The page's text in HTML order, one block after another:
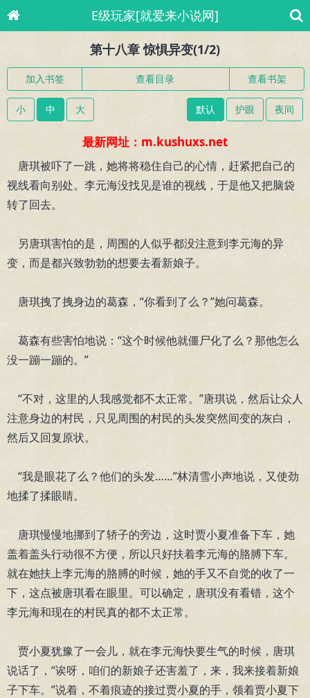
E级玩家[就爱来小说网]
第十八章 惊惧异变(1/2)
加入书签 查看目录 查看书架
小 中 大 默认 护眼 夜间
最新网址：m.kushuxs.net
唐琪被吓了一跳，她将将稳住自己的心情，赶紧把自己的
视线看向别处。李元海没找见是谁的视线，于是他又把脑袋
转了回去。
另唐琪害怕的是，周围的人似乎都没注意到李元海的异
变，而是都兴致勃勃的想要去看新娘子。
唐琪拽了拽身边的葛森，“你看到了么？”她问葛森。
葛森有些害怕地说：“这个时候他就僵尸化了么？那他怎么
没一蹦一蹦的。”
“不对，这里的人我感觉都不太正常。”唐琪说，然后让众人
注意身边的村民，只见周围的村民的头发突然间变的灰白，
然后又回复原状。
“我是眼花了么？他们的头发……”林清雪小声地说，又使劲
地揉了揉眼睛。
唐琪慢慢地挪到了轿子的旁边，这时贾小夏准备下车，她
盖着盖头行动很不方便，所以只好扶着李元海的胳膊下车。
就在她扶上李元海的胳膊的时候，她的手又不自觉的收了一
下，这点被唐琪看在眼里。可以确定，唐琪没有看错，这个
李元海和现在的村民真的都不太正常。
贾小夏犹豫了一会儿，就在李元海快要生气的时候，唐琪
说话了，“诶呀，咱们的新娘子还害羞了，来，我来接着新娘
子下车。”说着，不着痕迹的接过贾小夏的手，领着贾小夏下